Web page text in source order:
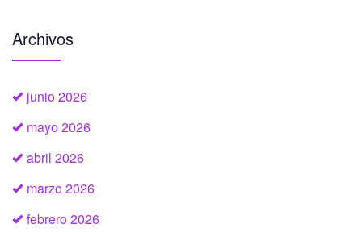
Archivos
junio 2026
mayo 2026
abril 2026
marzo 2026
febrero 2026